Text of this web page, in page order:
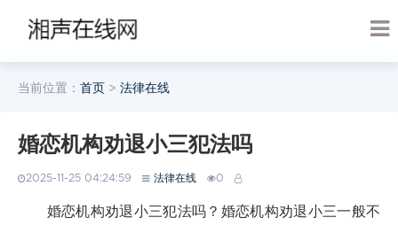
当前位置： 首页 > 法律在线
婚恋机构劝退小三犯法吗
2025-11-25 04:24:59 法律在线 0
婚恋机构劝退小三犯法吗？婚恋机构劝退小三一般不